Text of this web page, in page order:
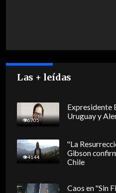
Las + leídas
6705
Expresidente
Uruguay y
4144
"La
Gibson
Chile
Caos en "Sin